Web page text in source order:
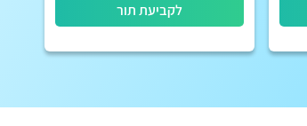
לקביעת תור